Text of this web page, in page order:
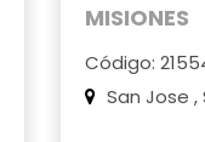
MISIONES
Código:
San Jose ,